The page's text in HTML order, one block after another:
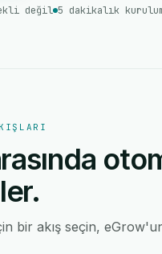
değil 5 dakikalık
bir akış seçin,